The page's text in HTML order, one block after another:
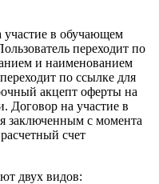
участие в обучающем
переходит по
и наименованием
по ссылке для
акцепт оферты на
Договор на участие в
заключенным с момента
счет
двух видов: